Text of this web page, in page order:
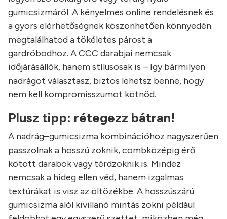
gumicsizmáról. A kényelmes online rendelésnek és
a gyors elérhetőségnek köszönhetően könnyedén
megtalálhatod a tökéletes párost a
gardróbodhoz. A CCC darabjai nemcsak
időjárásállók, hanem stílusosak is – így bármilyen
nadrágot választasz, biztos lehetsz benne, hogy
nem kell kompromisszumot kötnöd.
Plusz tipp: rétegezz bátran!
A nadrág–gumicsizma kombinációhoz nagyszerűen
passzolnak a hosszú zoknik, combközépig érő
kötött darabok vagy térdzoknik is. Mindez
nemcsak a hideg ellen véd, hanem izgalmas
textúrákat is visz az öltözékbe. A hosszúszárú
gumicsizma alól kivillanó mintás zokni például